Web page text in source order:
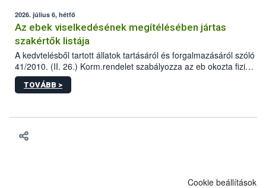
2026. július 6, hétfő
Az ebek viselkedésének megítélésében jártas
szakértők listája
A kedvtelésből tartott állatok tartásáról és forgalmazásáról szóló
41/2010. (II. 26.) Korm.rendelet szabályozza az eb okozta fizikai
sérülés, illetve ennek veszélye keletkezésekor felmerülő
hatósági feladatokat, valamint a veszélyes eb tartását és annak
TOVÁBB >
Cookie beállítások